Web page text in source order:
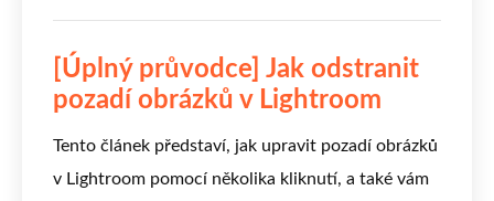
[Úplný průvodce] Jak odstranit
pozadí obrázků v Lightroom
Tento článek představí, jak upravit pozadí obrázků
v Lightroom pomocí několika kliknutí, a také vám